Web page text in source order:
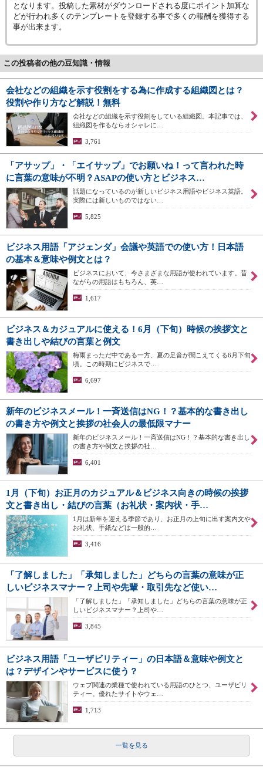
となります。投稿した素材がダウンロードされる度にポイント加算な
どが行われ多くのテンプレートを登録する事で多くの報酬を獲得する
事が出来ます。
この投稿者の他の豆知識・情報
会社などの組織を示す役割をする為に作成する組織図とは？
役割や作り方など解説！無料
会社などの組織を示す役割をしている組織図。本記事では、
組織図を作るならオシャレに…
3,761
「アサップ」・「エイサップ」でお願いね！って言われた時
に言葉の意味が不明？ASAPの使い方とビジネス…
話題になっているのが新しいビジネス用語やビジネス英語。
実際には新しいものではない…
5,825
ビジネス用語「アジェンダ」会議や英語での使い方！日本語
の基本＆意味や例文とは？
ビジネスにおいて、今さまざまな用語が使われています。昔
ながらの用語はもちろん、英…
1,617
ビジネス＆カジュアルに使える！6月（下旬）時候の挨拶文と
書き出しや結びの言葉と例文
梅雨まっただ中である一方、夏の足音が聞こえてくる6月下旬
頃。この時期にビジネスで…
6,697
新年のビジネスメール！一斉送信はNG！？基本的な書き出し
の書き方や例文と挨拶の社会人の最低限マナー
新年のビジネスメール！一斉送信はNG！？基本的な書き出し
の書き方や例文と挨拶の社…
6,401
1月（下旬）お正月のカジュアル＆ビジネス向きの時候の挨拶
文と書き出し・結びの言葉（お礼状・案内状・手…
1月は新年を迎える季節であり、お正月の上旬に出す案内文や
お礼状、手紙などは一般的…
3,416
「了解しました」「承知しました」どちらの言葉の意味が正
しいビジネスマナー？上司や先輩・取引先など使い…
「了解しました」「承知しました」どちらの言葉の意味が正
しいビジネスマナー？上司や…
3,845
ビジネス用語「ユーザビリティー」の日本語＆意味や例文と
は？デザインやサービスに使う？
ウェブ関連の業種で使われている用語のひとつ、ユーザビリ
ティー。優れたサイトやウェ…
1,713
一覧を見る